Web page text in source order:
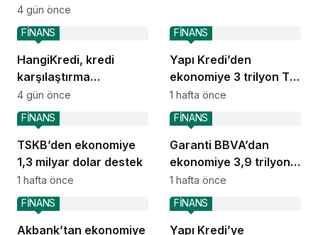
TL destek
4 gün önce
HangiKredi, kredi
karşılaştırma
deneyimini ChatGPT’ye
taşıdı
FİNANS
4 gün önce
Yapı Kredi’den
ekonomiye 3 trilyon TL
destek
FİNANS
1 hafta önce
TSKB’den ekonomiye
1,3 milyar dolar destek
FİNANS
1 hafta önce
Garanti BBVA’dan
ekonomiye 3,9 trilyon
TL destek
FİNANS
1 hafta önce
Akbank’tan ekonomiye
FİNANS
Yapı Kredi’ye
FİNANS